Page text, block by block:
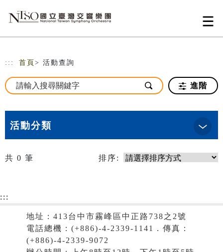
::: 首頁 > 活動查詢
進階
活動分類
共 0 筆 排序:
:::
地址：413台中市霧峰區中正路738之2號
電話總機：(+886)-4-2339-1141．傳真：
(+886)-4-2339-9072